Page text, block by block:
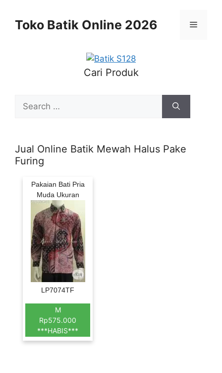
contentToko Batik Online 2026 Menu
Cari Produk
for:
Jual Online Batik Mewah Halus Pake
Furing
Pakaian Bati Pria
Muda Ukuran
LP7074TF
M
Rp575.000
***HABIS***